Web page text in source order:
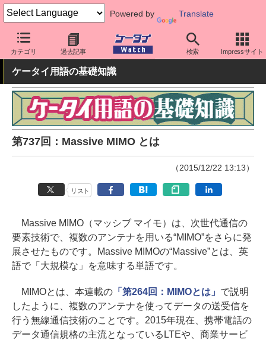
Powered by Translate
カテゴリ 過去記事 検索 Impressサイト
ケータイ Watch 最新技術/その他 その他
ケータイ用語の基礎知識
第737回：Massive MIMO とは
（2015/12/22 13:13）
リスト
Massive MIMO（マッシブ マイモ）は、次世代通信の
要素技術で、複数のアンテナを用いる“MIMO”をさらに発
展させたものです。Massive MIMOの“Massive”とは、英
語で「大規模な」を意味する単語です。
MIMOとは、本連載の「第264回：MIMOとは」 で説明
したように、複数のアンテナを使ってデータの送受信を
行う無線通信技術のことです。2015年現在、携帯電話の
データ通信規格の主流となっているLTEや、商業サービ